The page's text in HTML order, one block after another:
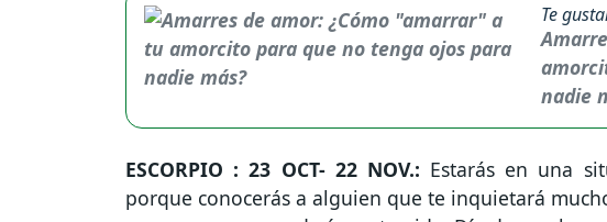
Te
nadie
ESCORPIO : 23 OCT- 22 NOV.: Estarás en una
porque conocerás a alguien que te inquietará